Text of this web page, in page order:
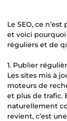
Le SEO, ce
et voici
réguliers et de
1. Publier
Les sites mis à
moteurs de
et plus de trafic.
naturellement
revient, c’est